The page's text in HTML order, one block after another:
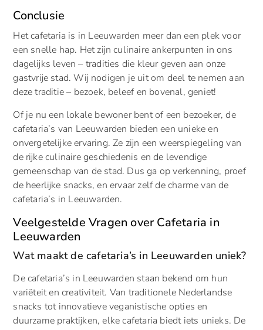
Conclusie
Het cafetaria is in Leeuwarden meer dan een plek voor
een snelle hap. Het zijn culinaire ankerpunten in ons
dagelijks leven – tradities die kleur geven aan onze
gastvrije stad. Wij nodigen je uit om deel te nemen aan
deze traditie – bezoek, beleef en bovenal, geniet!
Of je nu een lokale bewoner bent of een bezoeker, de
cafetaria’s van Leeuwarden bieden een unieke en
onvergetelijke ervaring. Ze zijn een weerspiegeling van
de rijke culinaire geschiedenis en de levendige
gemeenschap van de stad. Dus ga op verkenning, proef
de heerlijke snacks, en ervaar zelf de charme van de
cafetaria’s in Leeuwarden.
Veelgestelde Vragen over Cafetaria in
Leeuwarden
Wat maakt de cafetaria’s in Leeuwarden uniek?
De cafetaria’s in Leeuwarden staan bekend om hun
variëteit en creativiteit. Van traditionele Nederlandse
snacks tot innovatieve veganistische opties en
duurzame praktijken, elke cafetaria biedt iets unieks. De